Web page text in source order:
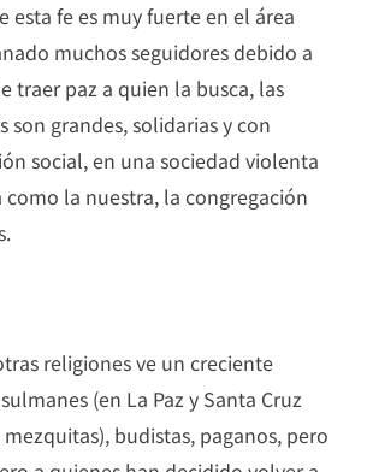
esta fe es muy fuerte en el área
muchos seguidores debido a
traer paz a quien la busca, las
son grandes, solidarias y con
social, en una sociedad violenta
la nuestra, la congregación
religiones ve un creciente
(en La Paz y Santa Cruz
budistas, paganos, pero